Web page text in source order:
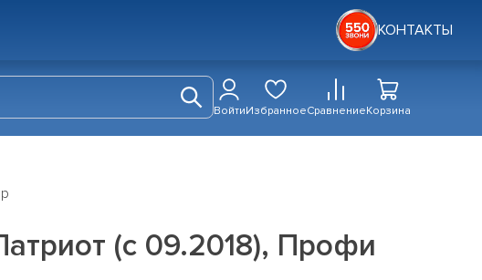
КОНТАКТЫ
ВойтиИзбранноеСравнениеКорзина
(с 09.2018), Профи